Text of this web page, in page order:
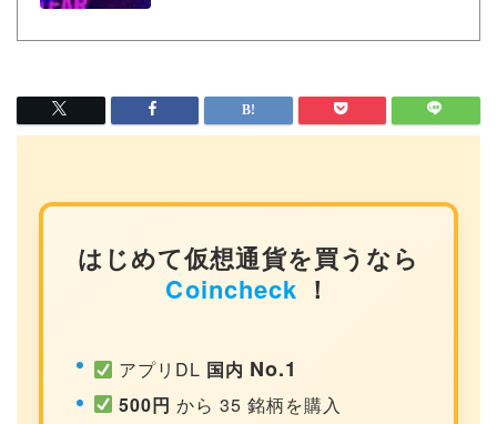
はじめて仮想通貨を買うなら
Coincheck ！
アプリDL 国内 No.1
500円 から 35 銘柄を購入